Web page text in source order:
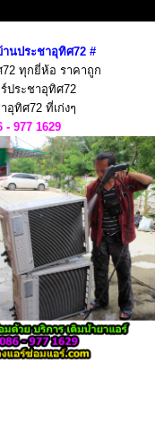
านประชาอุทิศ72#
ทุกยี่ห้อ ราคาถูก
ประชาอุทิศ72
อุทิศ72 ที่เก่งๆ
- 977 1629